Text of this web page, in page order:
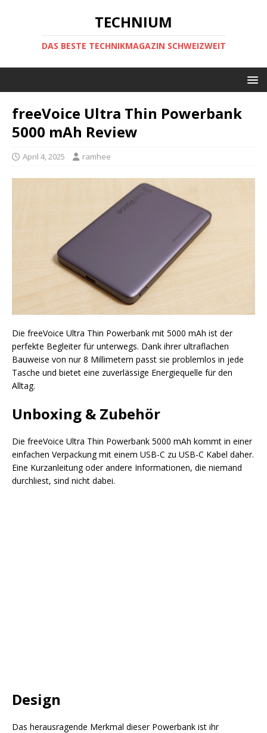
TECHNIUM
DAS BESTE TECHNIKMAGAZIN SCHWEIZWEIT
freeVoice Ultra Thin Powerbank
5000 mAh Review
April 4, 2025 ramhee
Die freeVoice Ultra Thin Powerbank mit 5000 mAh ist der
perfekte Begleiter für unterwegs. Dank ihrer ultraflachen
Bauweise von nur 8 Millimetern passt sie problemlos in jede
Tasche und bietet eine zuverlässige Energiequelle für den
Alltag.
Unboxing & Zubehör
Die freeVoice Ultra Thin Powerbank 5000 mAh kommt in einer
einfachen Verpackung mit einem USB-C zu USB-C Kabel daher.
Eine Kurzanleitung oder andere Informationen, die niemand
durchliest, sind nicht dabei.
Design
Das herausragende Merkmal dieser Powerbank ist ihr